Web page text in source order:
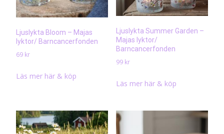
Ljuslykta Bloom – Majas
lyktor/ Barncancerfonden
69 kr
Läs mer här & köp
Ljuslykta Summer Garden –
Majas lyktor/
Barncancerfonden
99 kr
Läs mer här & köp